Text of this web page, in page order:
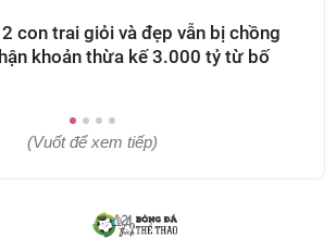
con trai giỏi và đẹp vẫn bị chồng
khoản thừa kế 3.000 tỷ từ bố
(Vuốt để xem tiếp)